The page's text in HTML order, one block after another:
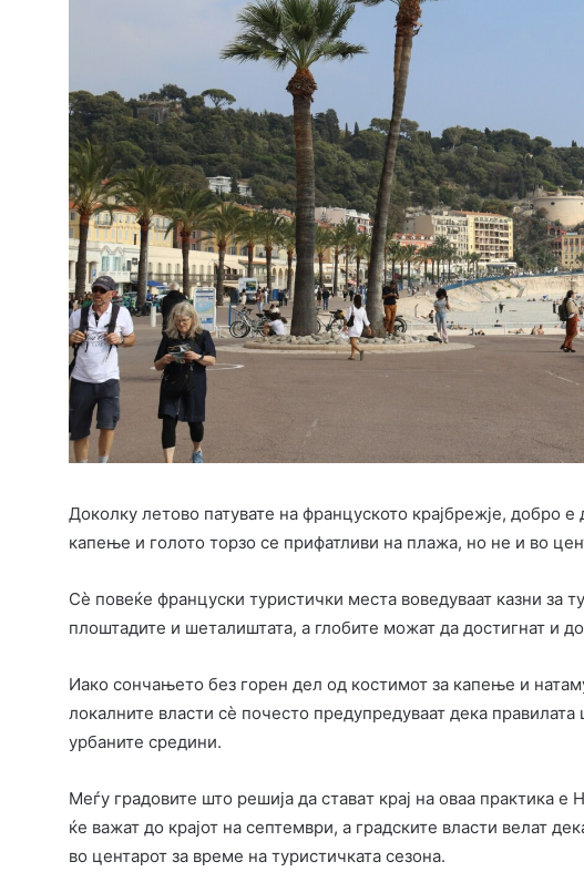
Доколку летово патувате на француското крајбрежје, добро
капење и голото торзо се прифатливи на плажа, но не и во
Сѐ повеќе француски туристички места воведуваат казни за
плоштадите и шеталиштата, а глобите можат да достигнат и
Иако сончањето без горен дел од костимот за капење и
локалните власти сѐ почесто предупредуваат дека
урбаните средини.
Меѓу градовите што решија да ставaт крај на оваа практика е
ќе важат до крајот на септември, а градските власти велат
во центарот за време на туристичката сезона.